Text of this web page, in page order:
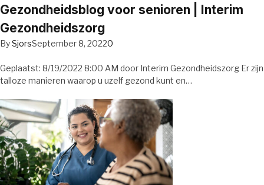
Gezondheidsblog voor senioren | Interim
Gezondheidszorg
BySjorsSeptember 8, 20220
Geplaatst: 8/19/2022 8:00 AM door Interim Gezondheidszorg Er zijn
talloze manieren waarop u uzelf gezond kunt en…